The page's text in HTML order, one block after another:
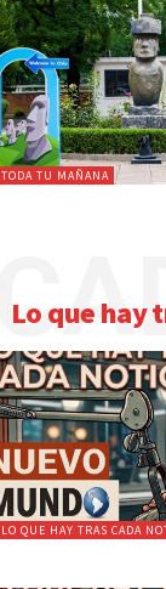
TODA TU MAÑANA
Lo que hay
LO QUE HAY TRAS CADA